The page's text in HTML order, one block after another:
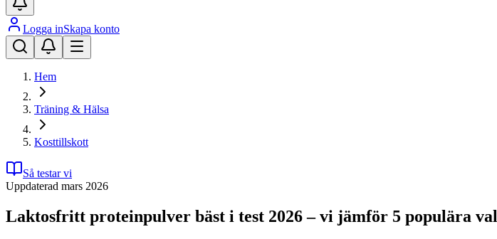
Logga inSkapa konto
Hem
Träning & Hälsa
Kosttillskott
Så testar vi
Uppdaterad mars 2026
Laktosfritt proteinpulver bäst i test 2026 – vi jämför 5 populära val